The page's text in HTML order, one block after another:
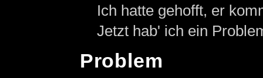
Ich hatte gehofft, er
Jetzt hab' ich ein
Problem